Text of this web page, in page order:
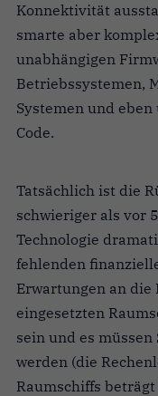
Konnektivität
smarte aber
unabhängigen
Betriebssystemen,
Systemen und
Code.
Tatsächlich ist die
schwieriger als vor
Technologie
fehlenden
Erwartungen an die
eingesetzten
sein und es
werden (die
Raumschiffs